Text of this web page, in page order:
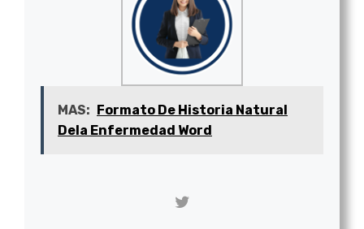
MAS: Formato De Historia Natural
Dela Enfermedad Word